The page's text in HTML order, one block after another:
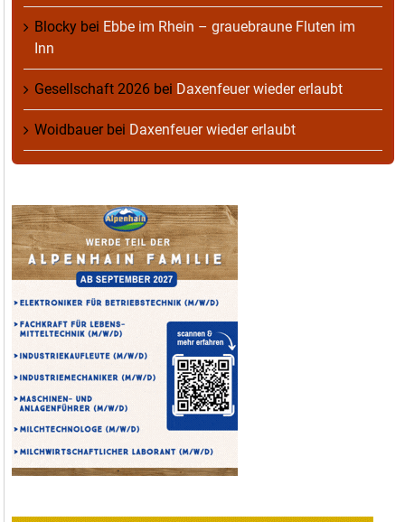
Blocky bei Ebbe im Rhein – grauebraune Fluten im
Inn
Gesellschaft 2026 bei Daxenfeuer wieder erlaubt
Woidbauerbei Daxenfeuer wieder erlaubt